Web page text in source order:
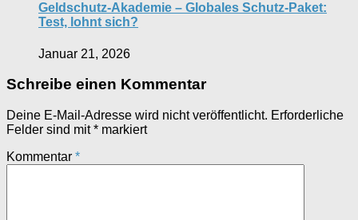
Geldschutz-Akademie – Globales Schutz-Paket:
Test, lohnt sich?
Januar 21, 2026
Schreibe einen Kommentar
Deine E-Mail-Adresse wird nicht veröffentlicht. Erforderliche
Felder sind mit* markiert
Kommentar *